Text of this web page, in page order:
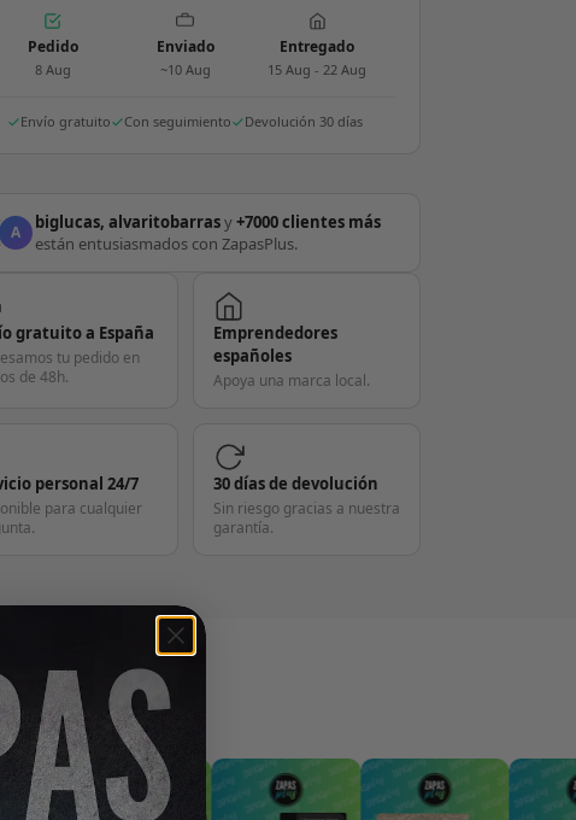
Pedido
8 Aug
Enviado
~10 Aug
Entregado
15 Aug - 22 Aug
Envío gratuito Con seguimiento Devolución 30 días
A biglucas, alvaritobarrasy+7000 clientes más
están entusiasmados con ZapasPlus.
gratuito a España
tu pedido en
de 48h.
Emprendedores
españoles
Apoya una marca local.
personal 24/7
para cualquier
30 días de devolución
Sin riesgo gracias a nuestra
garantía.